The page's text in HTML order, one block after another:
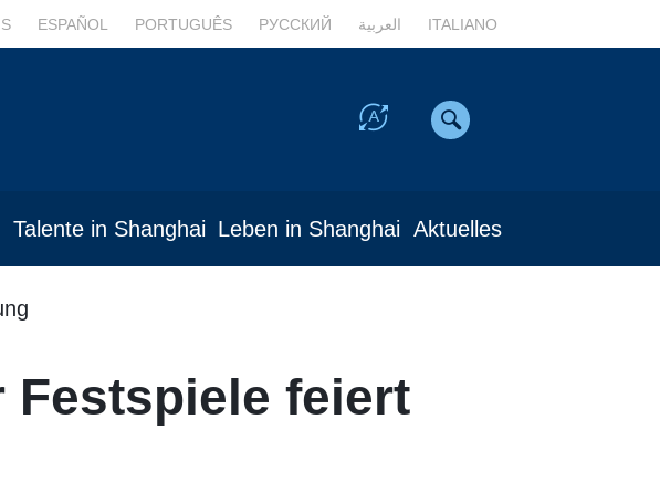
ESPAÑOL PORTUGUÊS РУССКИЙ العربية ITALIANO
Talente in Shanghai Leben in Shanghai Aktuelles
Festspiele feiert